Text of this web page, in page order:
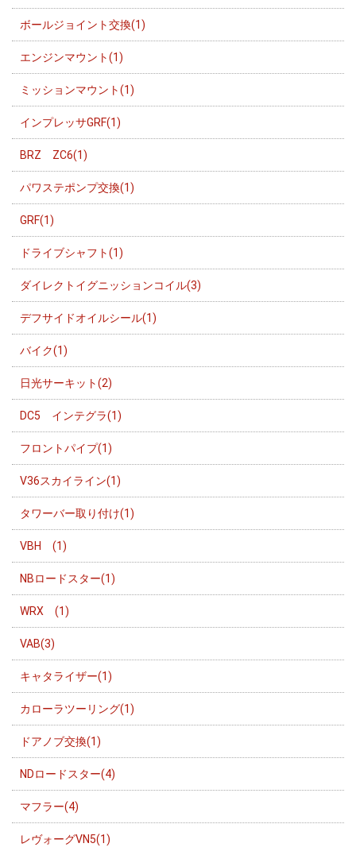
ボールジョイント交換(1)
エンジンマウント(1)
ミッションマウント(1)
インプレッサGRF(1)
BRZ ZC6(1)
パワステポンプ交換(1)
GRF(1)
ドライブシャフト(1)
ダイレクトイグニッションコイル(3)
デフサイドオイルシール(1)
バイク(1)
日光サーキット(2)
DC5 インテグラ(1)
フロントパイプ(1)
V36スカイライン(1)
タワーバー取り付け(1)
VBH (1)
NBロードスター(1)
WRX (1)
VAB(3)
キャタライザー(1)
カローラツーリング(1)
ドアノブ交換(1)
NDロードスター(4)
マフラー(4)
レヴォーグVN5(1)